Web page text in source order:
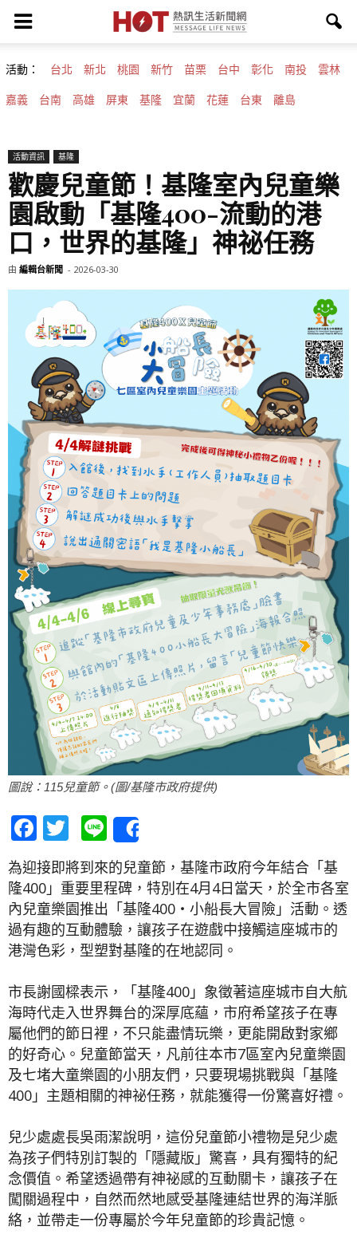
活動： 台北 新北 桃園 新竹 苗栗 台中 彰化 南投 雲林
嘉義 台南 高雄 屏東 基隆 宜蘭 花蓮 台東 離島
活動資訊 基隆
歡慶兒童節！基隆室內兒童樂
園啟動「基隆400-流動的港
口，世界的基隆」神祕任務
由 編輯台新聞 - 2026-03-30
圖說：115兒童節。(圖/基隆市政府提供)
Facebook
Twitter
Line
為迎接即將到來的兒童節，基隆市政府今年結合「基
隆400」重要里程碑，特別在4月4日當天，於全市各室
內兒童樂園推出「基隆400‧小船長大冒險」活動。透
過有趣的互動體驗，讓孩子在遊戲中接觸這座城市的
港灣色彩，型塑對基隆的在地認同。
市長謝國樑表示，「基隆400」象徵著這座城市自大航
海時代走入世界舞台的深厚底蘊，市府希望孩子在專
屬他們的節日裡，不只能盡情玩樂，更能開啟對家鄉
的好奇心。兒童節當天，凡前往本市7區室內兒童樂園
及七堵大童樂園的小朋友們，只要現場挑戰與「基隆
400」主題相關的神祕任務，就能獲得一份驚喜好禮。
兒少處處長吳雨潔說明，這份兒童節小禮物是兒少處
為孩子們特別訂製的「隱藏版」驚喜，具有獨特的紀
念價值。希望透過帶有神祕感的互動關卡，讓孩子在
闖關過程中，自然而然地感受基隆連結世界的海洋脈
絡，並帶走一份專屬於今年兒童節的珍貴記憶。